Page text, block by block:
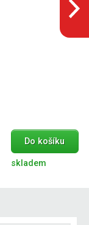
Do košíku
skladem